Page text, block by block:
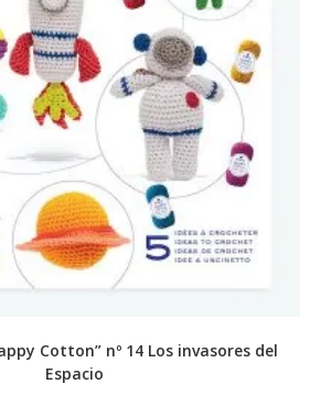
Cotton” nº 14 Los invasores del
Espacio